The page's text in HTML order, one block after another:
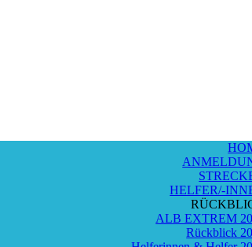
HELFER/-
ALB EXTREM
Rückblick